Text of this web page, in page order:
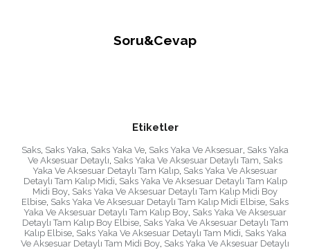
Soru&Cevap
Etiketler
Saks, Saks Yaka, Saks Yaka Ve, Saks Yaka Ve Aksesuar, Saks Yaka
Ve Aksesuar Detaylı, Saks Yaka Ve Aksesuar Detaylı Tam, Saks
Yaka Ve Aksesuar Detaylı Tam Kalıp, Saks Yaka Ve Aksesuar
Detaylı Tam Kalıp Midi, Saks Yaka Ve Aksesuar Detaylı Tam Kalıp
Midi Boy, Saks Yaka Ve Aksesuar Detaylı Tam Kalıp Midi Boy
Elbise, Saks Yaka Ve Aksesuar Detaylı Tam Kalıp Midi Elbise, Saks
Yaka Ve Aksesuar Detaylı Tam Kalıp Boy, Saks Yaka Ve Aksesuar
Detaylı Tam Kalıp Boy Elbise, Saks Yaka Ve Aksesuar Detaylı Tam
Kalıp Elbise, Saks Yaka Ve Aksesuar Detaylı Tam Midi, Saks Yaka
Ve Aksesuar Detaylı Tam Midi Boy, Saks Yaka Ve Aksesuar Detaylı